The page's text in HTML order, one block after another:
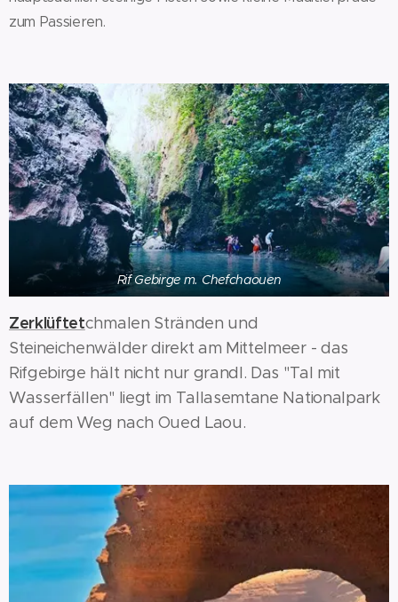
zum Passieren.
Rif Gebirge m. Chefchaouen
Zerklüftetchmalen Stränden und
Steineichenwälder direkt am Mittelmeer - das
Rifgebirge hält nicht nur grandl. Das "Tal mit
Wasserfällen" liegt im Tallasemtane Nationalpark
auf dem Weg nach Oued Laou.